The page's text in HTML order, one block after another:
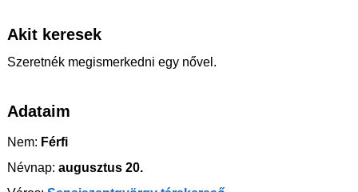
Akit keresek
Szeretnék megismerkedni egy nővel.
Adataim
Nem: Férfi
Névnap: augusztus 20.